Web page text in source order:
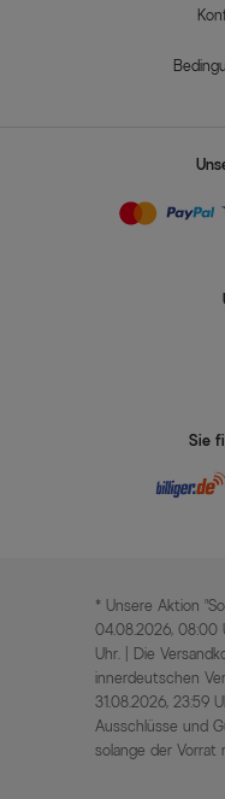
Sie
* Unsere Aktion
04.08.2026, 08:00
Uhr. | Die
innerdeutschen
31.08.2026, 23:59
Ausschlüsse und
solange der Vorrat